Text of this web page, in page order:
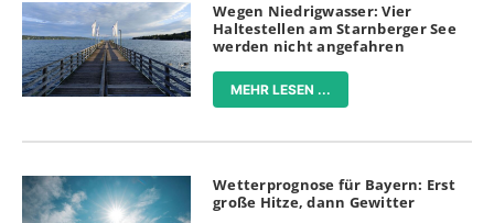
Wegen Niedrigwasser: Vier
Haltestellen am Starnberger See
werden nicht angefahren
MEHR LESEN ...
Wetterprognose für Bayern: Erst
große Hitze, dann Gewitter